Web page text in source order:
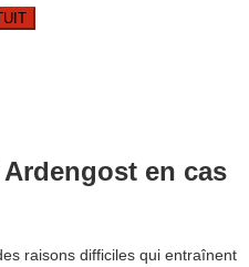
en cas
raisons difficiles qui entraînent